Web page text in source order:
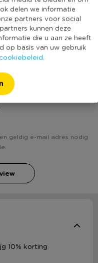
delen we informatie
partners voor social
kunnen deze
die u aan ze heeft
op basis van uw gebruik
Grijs
Ja
(Nog) geen score
bekend
- grijs? Schrijf een
geldig e-mail adres nodig
10% korting